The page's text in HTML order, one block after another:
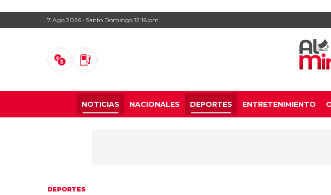
7 Ago 2026 · Santo Domingo 12:16 pm
NOTICIAS NACIONALES DEPORTES ENTRETENIMIENTO
DEPORTES